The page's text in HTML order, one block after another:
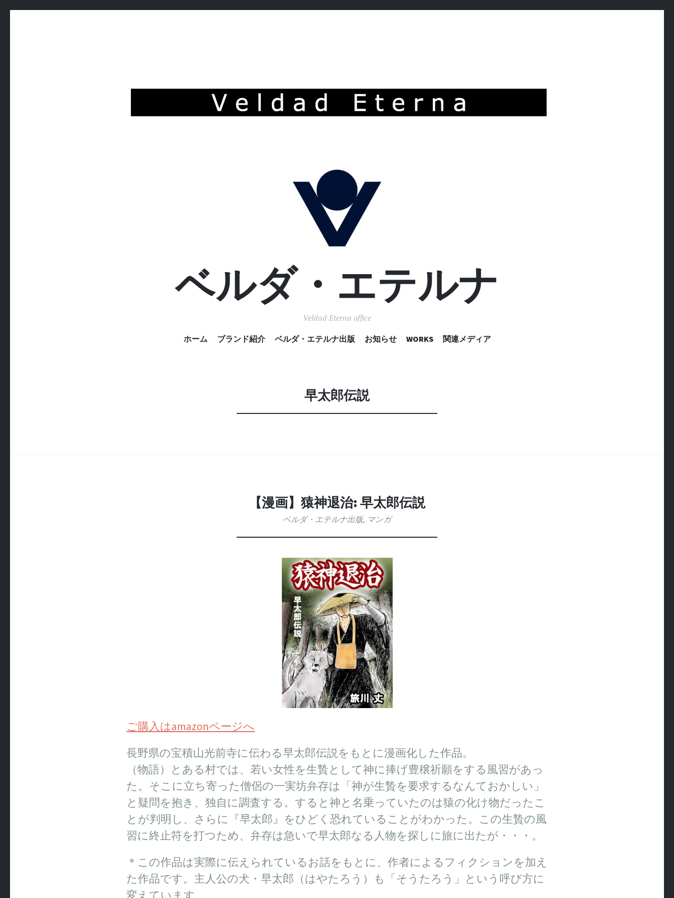
ベルダ・エテルナ
Veldad Eterna office
コ
へ
移
ホーム ブランド紹介 ベルダ・エテルナ出版 お知らせ WORKS 関連メディア
早太郎伝説
【漫画】猿神退治: 早太郎伝説
ベルダ・エテルナ出版, マンガ
ご購入はamazonページへ
長野県の宝積山光前寺に伝わる早太郎伝説をもとに漫画化した作品。
（物語）とある村では、若い女性を生贄として神に捧げ豊穣祈願をする風習があっ
た。そこに立ち寄った僧侶の一実坊弁存は「神が生贄を要求するなんておかしい」
と疑問を抱き、独自に調査する。すると神と名乗っていたのは猿の化け物だったこ
とが判明し、さらに『早太郎』をひどく恐れていることがわかった。この生贄の風
習に終止符を打つため、弁存は急いで早太郎なる人物を探しに旅に出たが・・・。
＊この作品は実際に伝えられているお話をもとに、作者によるフィクションを加え
た作品です。主人公の犬・早太郎（はやたろう）も「そうたろう」という呼び方に
変えています。